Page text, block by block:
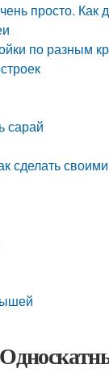
просто. Как
по разным
сарай
сделать